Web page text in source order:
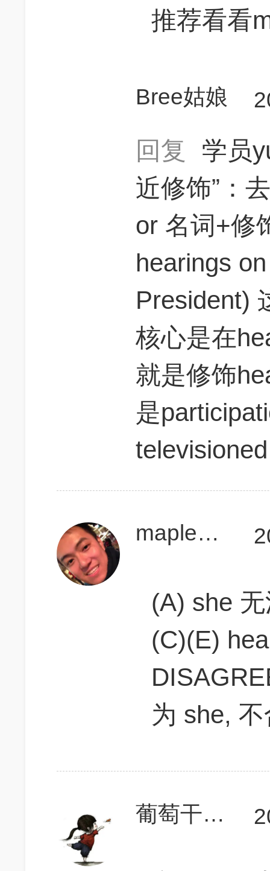
推荐看看
Bree姑娘
回复
学员
近修饰”：
or 名词+修
hearings
President)
核心是在
就是修饰
是
maplesida
(A) she
(C)(E)
为 she,
葡萄干布丁